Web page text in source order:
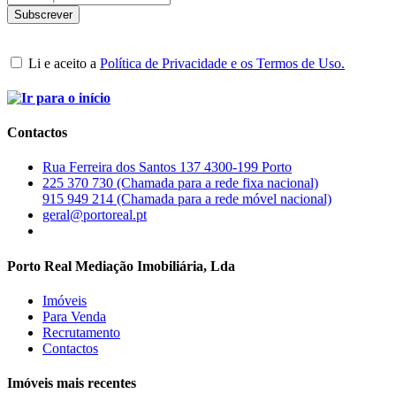
Li e aceito a Política de Privacidade e os Termos de Uso.
Contactos
Rua Ferreira dos Santos 137 4300-199 Porto
225 370 730 (Chamada para a rede fixa nacional)
915 949 214 (Chamada para a rede móvel nacional)
geral@portoreal.pt
Porto Real Mediação Imobiliária, Lda
Imóveis
Para Venda
Recrutamento
Contactos
Imóveis mais recentes